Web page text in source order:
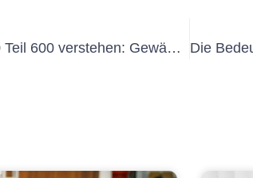
Die Bedeutung von DIN VDE 0100 Teil 600 verstehen: Gewährleistung der elektrischen Sicherheit in Gebäuden